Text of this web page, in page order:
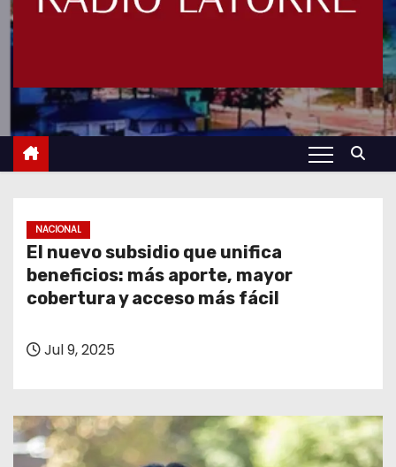
NACIONAL
El nuevo subsidio que unifica
beneficios: más aporte, mayor
cobertura y acceso más fácil
Jul 9, 2025